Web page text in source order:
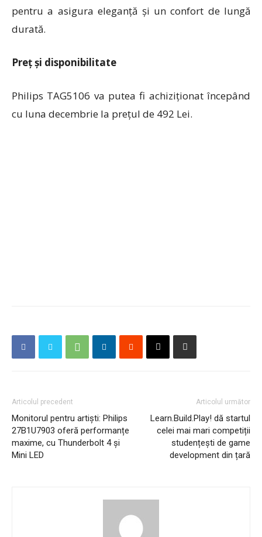
pentru a asigura eleganță și un confort de lungă
durată.
Preț și disponibilitate
Philips TAG5106 va putea fi achiziționat începând
cu luna decembrie la prețul de 492 Lei.
Articolul precedent
Monitorul pentru artiști: Philips
27B1U7903 oferă performanțe
maxime, cu Thunderbolt 4 și
Mini LED
Articolul următor
Learn.Build.Play! dă startul
celei mai mari competiții
studențești de game
development din țară